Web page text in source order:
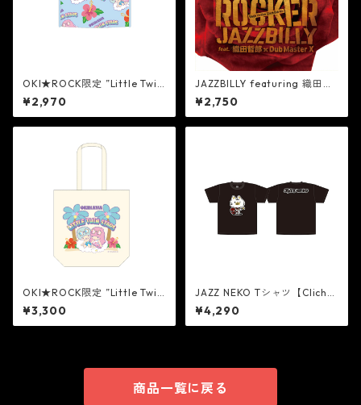
OKI★ROCK限定 ”Little Twin
Stars” ポーチ[BLUE]
¥2,970
JAZZBILLY featuring 織田哲
郎 × Dub Master X “東京スト
リートロッカー” 12 インチシ
ングル・ダブ Mix（限定アナ
¥2,750
OKI★ROCK限定 ”Little Twin
Stars” トートバッグ
¥3,300
JAZZ NEKO Tシャツ【Cliché
On Guitar】
¥4,290
商品一覧に戻る